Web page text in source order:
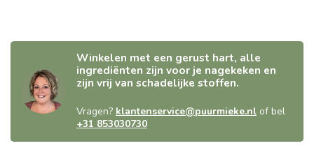
Winkelen met een gerust hart, alle
ingrediënten zijn voor je nagekeken en
zijn vrij van schadelijke stoffen.
Vragen? klantenservice@puurmieke.nl of bel
+31 853030730